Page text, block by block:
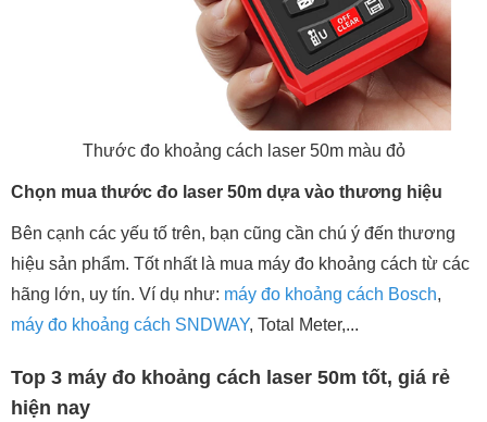
Thước đo khoảng cách laser 50m màu đỏ
Chọn mua thước đo laser 50m dựa vào thương hiệu
Bên cạnh các yếu tố trên, bạn cũng cần chú ý đến thương
hiệu sản phẩm. Tốt nhất là mua máy đo khoảng cách từ các
hãng lớn, uy tín. Ví dụ như: máy đo khoảng cách Bosch,
máy đo khoảng cách SNDWAY, Total Meter,...
Top 3 máy đo khoảng cách laser 50m tốt, giá rẻ
hiện nay